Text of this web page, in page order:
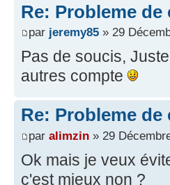
Re: Probleme
par jeremy85 » 29
Pas de soucis,
autres compte
Re: Probleme
par alimzin » 29
Ok mais je veux
c'est mieux non ?